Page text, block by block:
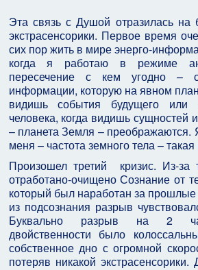
Эта связь с Душой отразилась на
экстрасенсорики. Первое время
сих пор жить в мире энерго-
когда я работаю в режиме
пересечение с кем угодно –
информации, которую на явном
видишь события будущего или
человека, когда видишь сущностей
– планета Земля – преображаются.
меня – частота земного тела –
Произошел третий кризис. Из-за
отработано-очищено Сознание от
который был наработан за
из подсознания разрыв
Буквально разрыв на 2
двойственности было
собственное дно с огромной
потеряв никакой